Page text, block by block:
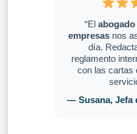
“El
empresasnos
día.
reglamento
con las cartas
— Susana, Jefa